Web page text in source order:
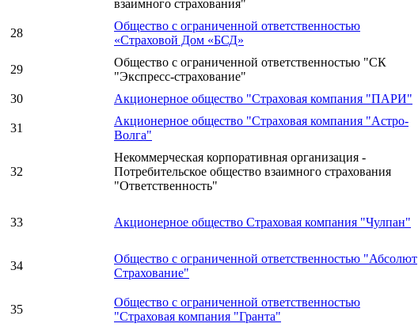
взаимного страхования"
28
Общество с ограниченной ответственностью
«Страховой Дом «БСД»
29
Общество с ограниченной ответственностью "СК
"Экспресс-страхование"
30 Акционерное общество "Страховая компания "ПАРИ"
31
Акционерное общество "Страховая компания "Астро-
Волга"
32
Некоммерческая корпоративная организация -
Потребительское общество взаимного страхования
"Ответственность"
33 Акционерное общество Страховая компания "Чулпан"
34
Общество с ограниченной ответственностью "Абсолют
Страхование"
35
Общество с ограниченной ответственностью
"Страховая компания "Гранта"